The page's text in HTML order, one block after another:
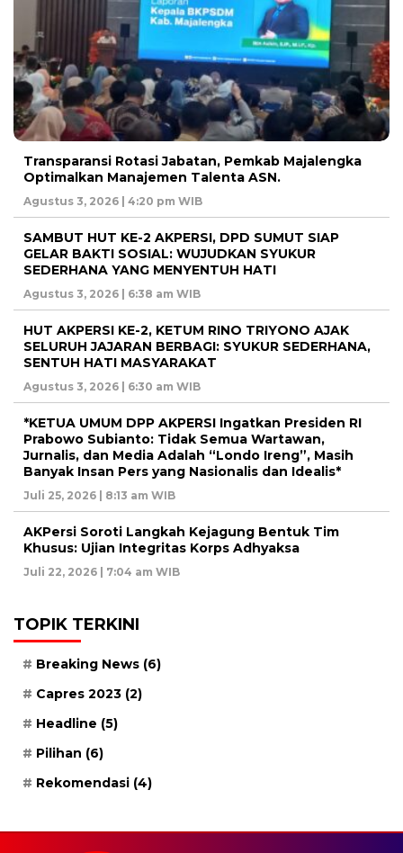
Transparansi Rotasi Jabatan, Pemkab Majalengka
Optimalkan Manajemen Talenta ASN.
Agustus 3, 2026 | 4:20 pm WIB
SAMBUT HUT KE-2 AKPERSI, DPD SUMUT SIAP
GELAR BAKTI SOSIAL: WUJUDKAN SYUKUR
SEDERHANA YANG MENYENTUH HATI
Agustus 3, 2026 | 6:38 am WIB
HUT AKPERSI KE-2, KETUM RINO TRIYONO AJAK
SELURUH JAJARAN BERBAGI: SYUKUR SEDERHANA,
SENTUH HATI MASYARAKAT
Agustus 3, 2026 | 6:30 am WIB
*KETUA UMUM DPP AKPERSI Ingatkan Presiden RI
Prabowo Subianto: Tidak Semua Wartawan,
Jurnalis, dan Media Adalah “Londo Ireng”, Masih
Banyak Insan Pers yang Nasionalis dan Idealis*
Juli 25, 2026 | 8:13 am WIB
AKPersi Soroti Langkah Kejagung Bentuk Tim
Khusus: Ujian Integritas Korps Adhyaksa
Juli 22, 2026 | 7:04 am WIB
TOPIK TERKINI
Breaking News (6)
Capres 2023 (2)
Headline (5)
Pilihan (6)
Rekomendasi (4)